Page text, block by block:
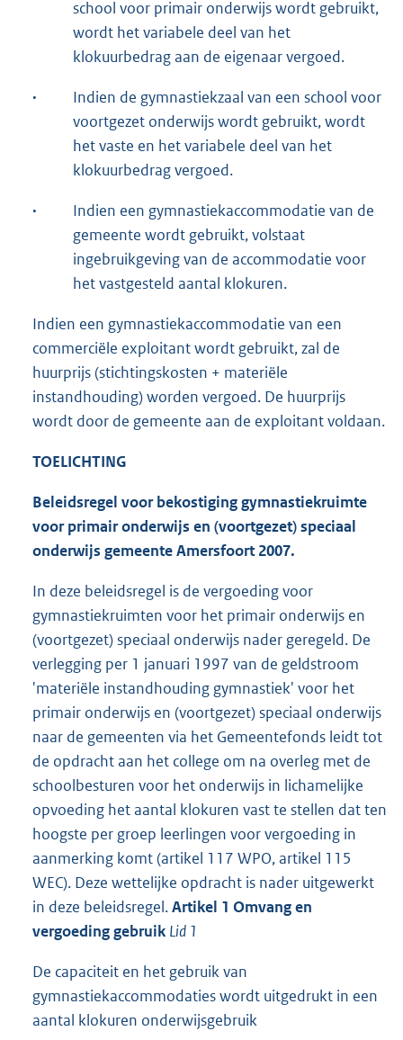
school voor primair onderwijs wordt gebruikt,
wordt het variabele deel van het
klokuurbedrag aan de eigenaar vergoed.
·
Indien de gymnastiekzaal van een school voor
voortgezet onderwijs wordt gebruikt, wordt
het vaste en het variabele deel van het
klokuurbedrag vergoed.
·
Indien een gymnastiekaccommodatie van de
gemeente wordt gebruikt, volstaat
ingebruikgeving van de accommodatie voor
het vastgesteld aantal klokuren.
Indien een gymnastiekaccommodatie van een
commerciële exploitant wordt gebruikt, zal de
huurprijs (stichtingskosten + materiële
instandhouding) worden vergoed. De huurprijs
wordt door de gemeente aan de exploitant voldaan.
TOELICHTING
Beleidsregel voor bekostiging gymnastiekruimte
voor primair onderwijs en (voortgezet) speciaal
onderwijs gemeente Amersfoort 2007.
In deze beleidsregel is de vergoeding voor
gymnastiekruimten voor het primair onderwijs en
(voortgezet) speciaal onderwijs nader geregeld. De
verlegging per 1 januari 1997 van de geldstroom
'materiële instandhouding gymnastiek' voor het
primair onderwijs en (voortgezet) speciaal onderwijs
naar de gemeenten via het Gemeentefonds leidt tot
de opdracht aan het college om na overleg met de
schoolbesturen voor het onderwijs in lichamelijke
opvoeding het aantal klokuren vast te stellen dat ten
hoogste per groep leerlingen voor vergoeding in
aanmerking komt (artikel 117 WPO, artikel 115
WEC). Deze wettelijke opdracht is nader uitgewerkt
in deze beleidsregel.Artikel 1 Omvang en
vergoeding gebruik Lid 1
De capaciteit en het gebruik van
gymnastiekaccommodaties wordt uitgedrukt in een
aantal klokuren onderwijsgebruik